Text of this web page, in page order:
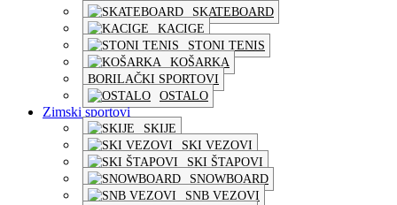
SKATEBOARD
KACIGE
STONI TENIS
KOŠARKA
BORILAČKI SPORTOVI
OSTALO
Zimski sportovi
SKIJE
SKI VEZOVI
SKI ŠTAPOVI
SNOWBOARD
SNB VEZOVI